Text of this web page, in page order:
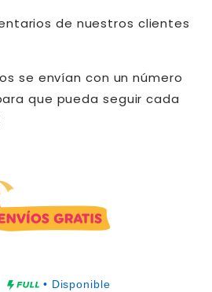
de nuestros clientes
se envían con un número
que pueda seguir cada
• Disponible